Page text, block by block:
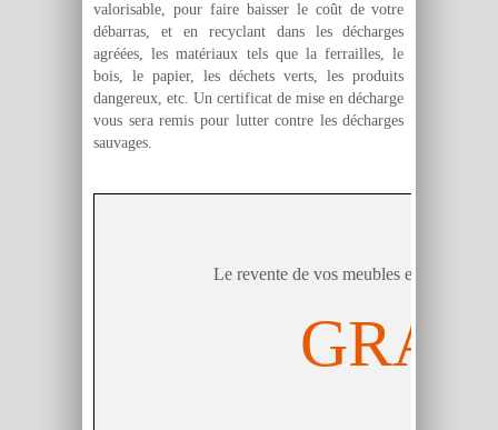
valorisable, pour faire baisser le coût de votre
débarras, et en recyclant dans les décharges
agréées, les matériaux tels que la ferrailles, le
bois, le papier, les déchets verts, les produits
dangereux, etc. Un certificat de mise en décharge
vous sera remis pour lutter contre les décharges
sauvages.
Le revente de vos meubles et objets